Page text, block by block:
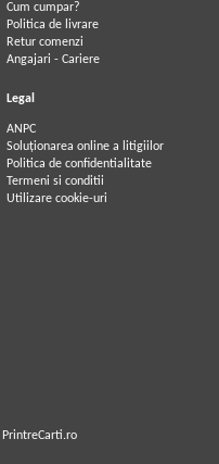
Cum cumpar?
Politica de livrare
Retur comenzi
Angajari - Cariere
Legal
ANPC
Soluționarea online a litigiilor
Politica de confidentialitate
Termeni si conditii
Utilizare cookie-uri
PrintreCarti.ro